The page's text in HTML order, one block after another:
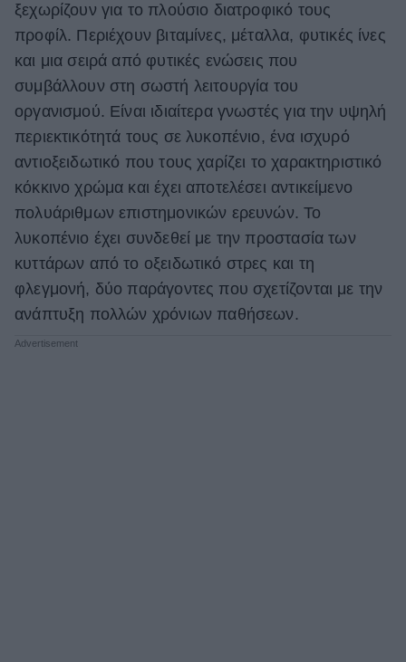
Γάμος
Market News
ξεχωρίζουν για το πλούσιο διατροφικό τους
προφίλ. Περιέχουν βιταμίνες, μέταλλα, φυτικές ίνες
και μια σειρά από φυτικές ενώσεις που
συμβάλλουν στη σωστή λειτουργία του
οργανισμού. Είναι ιδιαίτερα γνωστές για την υψηλή
περιεκτικότητά τους σε λυκοπένιο, ένα ισχυρό
αντιοξειδωτικό που τους χαρίζει το χαρακτηριστικό
κόκκινο χρώμα και έχει αποτελέσει αντικείμενο
πολυάριθμων επιστημονικών ερευνών. Το
λυκοπένιο έχει συνδεθεί με την προστασία των
κυττάρων από το οξειδωτικό στρες και τη
φλεγμονή, δύο παράγοντες που σχετίζονται με την
ανάπτυξη πολλών χρόνιων παθήσεων.